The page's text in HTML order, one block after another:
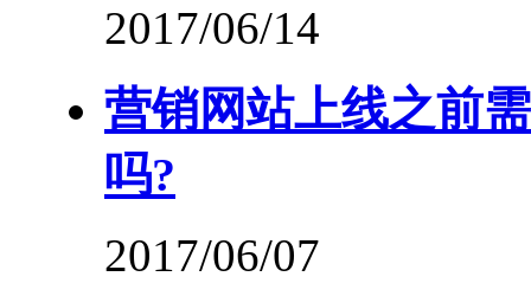
2017/06/14
营销网站上线之前
吗?
2017/06/07